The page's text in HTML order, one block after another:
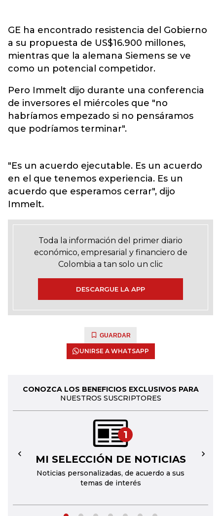
GE ha encontrado resistencia del Gobierno
a su propuesta de US$16.900 millones,
mientras que la alemana Siemens se ve
como un potencial competidor.
Pero Immelt dijo durante una conferencia
de inversores el miércoles que "no
habríamos empezado si no pensáramos
que podríamos terminar".
"Es un acuerdo ejecutable. Es un acuerdo
en el que tenemos experiencia. Es un
acuerdo que esperamos cerrar", dijo
Immelt.
Toda la información del primer diario
económico, empresarial y financiero de
Colombia a tan solo un clic
DESCARGUE LA APP
GUARDAR
UNIRSE A WHATSAPP
CONOZCA LOS BENEFICIOS EXCLUSIVOS PARA
NUESTROS SUSCRIPTORES
1
MI SELECCIÓN DE NOTICIAS
Noticias personalizadas, de acuerdo a sus
temas de interés
← →